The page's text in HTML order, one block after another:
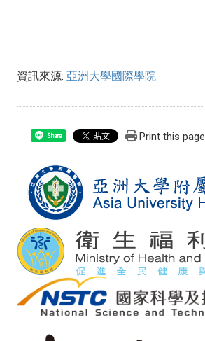
資訊來源: 亞洲大學國際學院
Share Print this page